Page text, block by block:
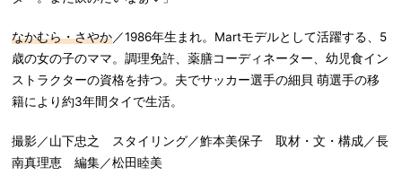
なかむら・さやか／1986年生まれ。Martモデルとして活躍する、5
歳の女の子のママ。調理免許、薬膳コーディネーター、幼児食イン
ストラクターの資格を持つ。夫でサッカー選手の細貝 萌選手の移
籍により約3年間タイで生活。
撮影／山下忠之 スタイリング／鮓本美保子 取材・文・構成／長
南真理恵 編集／松田睦美